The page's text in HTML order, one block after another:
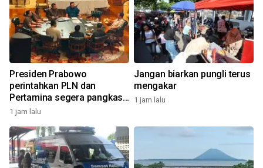
Presiden Prabowo
perintahkan PLN dan
Pertamina segera pangkas
anak-cucu perusahaan
1 jam lalu
Jangan biarkan pungli terus
mengakar
1 jam lalu